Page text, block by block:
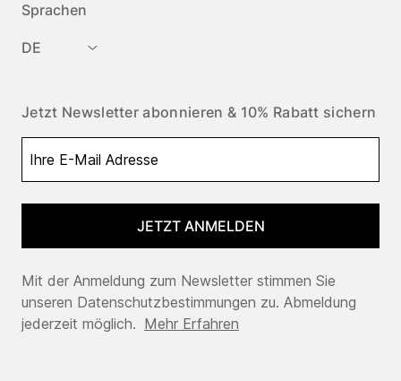
Sprachen
DE
Jetzt Newsletter abonnieren & 10% Rabatt sichern
JETZT ANMELDEN
Mit der Anmeldung zum Newsletter stimmen Sie
unseren Datenschutzbestimmungen zu. Abmeldung
jederzeit möglich. Mehr Erfahren